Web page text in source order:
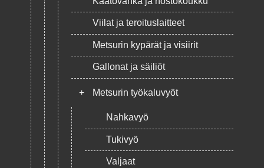
Viilat ja teroituslaitteet
Metsurin kypärät ja visiirit
Gallonat ja säiliöt
+ Metsurin työkaluvyöt
Nahkavyö
Tukivyö
Valjaat